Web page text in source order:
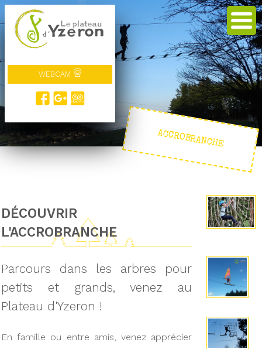
WEBCAM
ACCROBRANCHE
DÉCOUVRIR
L'ACCROBRANCHE
Parcours dans les arbres pour
petits et grands, venez au
Plateau d'Yzeron !
En famille ou entre amis, venez apprécier